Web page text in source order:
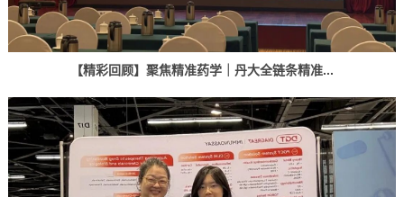
【精彩回顾】聚焦精准药学｜丹大全链条精准...